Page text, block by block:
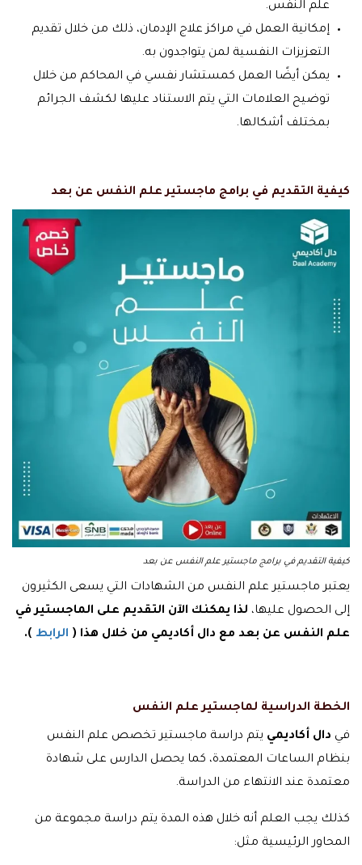
علم النفس.
إمكانية العمل في مراكز علاج الإدمان، ذلك من خلال تقديم
التعزيزات النفسية لمن يتواجدون به.
يمكن أيضًا العمل كمستشار نفسي في المحاكم من خلال
توضيح العلامات التي يتم الاستناد عليها لكشف الجرائم
بمختلف أشكالها.
كيفية التقديم في برامج ماجستير علم النفس عن بعد
كيفية التقديم في برامج ماجستير علم النفس عن بعد
يعتبر ماجستير علم النفس من الشهادات التي يسعى الكثيرون
إلى الحصول عليها، لذا يمكنك الآن التقديم على الماجستير في
علم النفس عن بعد مع دال أكاديمي من خلال هذا ( الرابط )
.
الخطة الدراسية لماجستير علم النفس
في دال أكاديمي يتم دراسة ماجستير تخصص علم النفس
بنظام الساعات المعتمدة، كما يحصل الدارس على شهادة
معتمدة عند الانتهاء من الدراسة.
كذلك يجب العلم أنه خلال هذه المدة يتم دراسة مجموعة من
المحاور الرئيسية مثل: